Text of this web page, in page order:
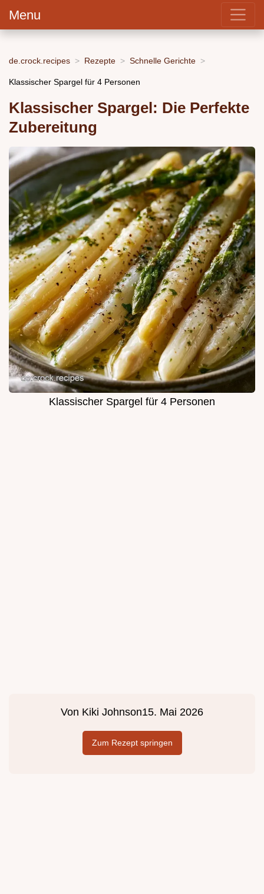
Menu
de.crock.recipes Rezepte Schnelle Gerichte
Klassischer Spargel für 4 Personen
Klassischer Spargel: Die Perfekte
Zubereitung
Klassischer Spargel für 4 Personen
Von Kiki Johnson15. Mai 2026
Zum Rezept springen